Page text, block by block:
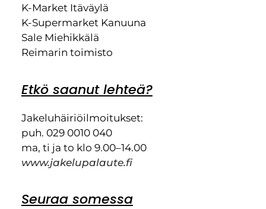
K-Market Itäväylä
K-Supermarket Kanuuna
Sale Miehikkälä
Reimarin toimisto
Etkö saanut lehteä?
Jakeluhäiriöilmoitukset:
puh. 029 0010 040
ma, ti ja to klo 9.00–14.00
www.jakelupalaute.fi
Seuraa somessa